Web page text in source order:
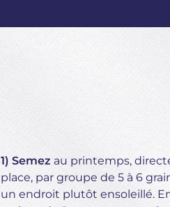
1) Semez au printemps,
place, par groupe de 5 à 6
un endroit plutôt ensoleillé.